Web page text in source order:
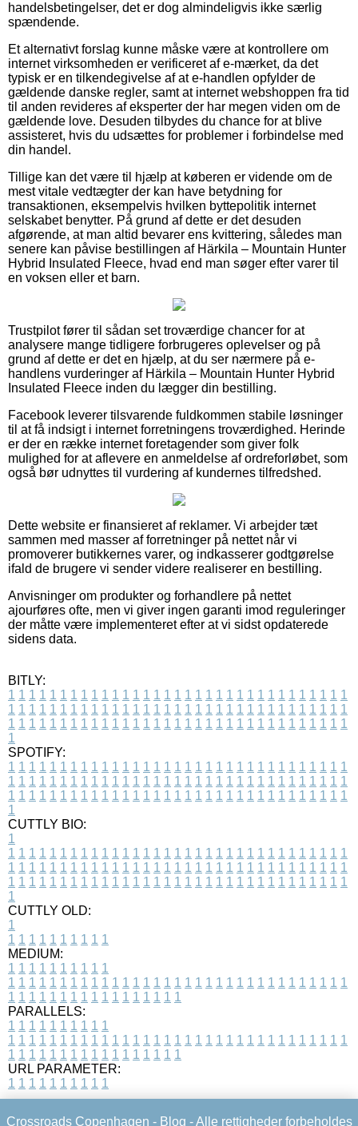
handelsbetingelser, det er dog almindeligvis ikke særlig
spændende.
Et alternativt forslag kunne måske være at kontrollere om
internet virksomheden er verificeret af e-mærket, da det
typisk er en tilkendegivelse af at e-handlen opfylder de
gældende danske regler, samt at internet webshoppen fra tid
til anden revideres af eksperter der har megen viden om de
gældende love. Desuden tilbydes du chance for at blive
assisteret, hvis du udsættes for problemer i forbindelse med
din handel.
Tillige kan det være til hjælp at køberen er vidende om de
mest vitale vedtægter der kan have betydning for
transaktionen, eksempelvis hvilken byttepolitik internet
selskabet benytter. På grund af dette er det desuden
afgørende, at man altid bevarer ens kvittering, således man
senere kan påvise bestillingen af Härkila – Mountain Hunter
Hybrid Insulated Fleece, hvad end man søger efter varer til
en voksen eller et barn.
Trustpilot fører til sådan set troværdige chancer for at
analysere mange tidligere forbrugeres oplevelser og på
grund af dette er det en hjælp, at du ser nærmere på e-
handlens vurderinger af Härkila – Mountain Hunter Hybrid
Insulated Fleece inden du lægger din bestilling.
Facebook leverer tilsvarende fuldkommen stabile løsninger
til at få indsigt i internet forretningens troværdighed. Herinde
er der en række internet foretagender som giver folk
mulighed for at aflevere en anmeldelse af ordreforløbet, som
også bør udnyttes til vurdering af kundernes tilfredshed.
Dette website er finansieret af reklamer. Vi arbejder tæt
sammen med masser af forretninger på nettet når vi
promoverer butikkernes varer, og indkasserer godtgørelse
ifald de brugere vi sender videre realiserer en bestilling.
Anvisninger om produkter og forhandlere på nettet
ajourføres ofte, men vi giver ingen garanti imod reguleringer
der måtte være implementeret efter at vi sidst opdaterede
sidens data.
BITLY:
1 1 1 1 1 1 1 1 1 1 1 1 1 1 1 1 1 1 1 1 1 1 1 1 1 1 1 1 1 1 1 1 1
1 1 1 1 1 1 1 1 1 1 1 1 1 1 1 1 1 1 1 1 1 1 1 1 1 1 1 1 1 1 1 1 1
1 1 1 1 1 1 1 1 1 1 1 1 1 1 1 1 1 1 1 1 1 1 1 1 1 1 1 1 1 1 1 1 1
1
SPOTIFY:
1 1 1 1 1 1 1 1 1 1 1 1 1 1 1 1 1 1 1 1 1 1 1 1 1 1 1 1 1 1 1 1 1
1 1 1 1 1 1 1 1 1 1 1 1 1 1 1 1 1 1 1 1 1 1 1 1 1 1 1 1 1 1 1 1 1
1 1 1 1 1 1 1 1 1 1 1 1 1 1 1 1 1 1 1 1 1 1 1 1 1 1 1 1 1 1 1 1 1
1
CUTTLY BIO:
1
1 1 1 1 1 1 1 1 1 1 1 1 1 1 1 1 1 1 1 1 1 1 1 1 1 1 1 1 1 1 1 1 1
1 1 1 1 1 1 1 1 1 1 1 1 1 1 1 1 1 1 1 1 1 1 1 1 1 1 1 1 1 1 1 1 1
1 1 1 1 1 1 1 1 1 1 1 1 1 1 1 1 1 1 1 1 1 1 1 1 1 1 1 1 1 1 1 1 1
1
CUTTLY OLD:
1
1 1 1 1 1 1 1 1 1 1
MEDIUM:
1 1 1 1 1 1 1 1 1 1
1 1 1 1 1 1 1 1 1 1 1 1 1 1 1 1 1 1 1 1 1 1 1 1 1 1 1 1 1 1 1 1 1
1 1 1 1 1 1 1 1 1 1 1 1 1 1 1 1 1
PARALLELS:
1 1 1 1 1 1 1 1 1 1
1 1 1 1 1 1 1 1 1 1 1 1 1 1 1 1 1 1 1 1 1 1 1 1 1 1 1 1 1 1 1 1 1
1 1 1 1 1 1 1 1 1 1 1 1 1 1 1 1 1
URL PARAMETER:
1 1 1 1 1 1 1 1 1 1
Crossroads Copenhagen - Blog - Alle rettigheder forbeholdes